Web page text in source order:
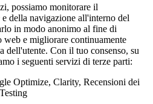
possiamo monitorare il
della navigazione all'interno del
in modo anonimo al fine di
web e migliorare continuamente
dell'utente. Con il tuo consenso, su
i seguenti servizi di terze parti:
Optimize, Clarity, Recensioni dei